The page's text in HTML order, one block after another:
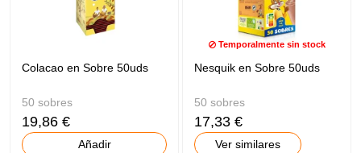
Colacao en Sobre 50uds
50 sobres
19,86 €
Añadir
Temporalmente sin stock
Nesquik en Sobre 50uds
50 sobres
17,33 €
Ver similares